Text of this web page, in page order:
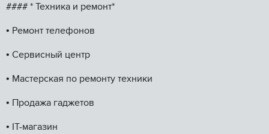
#### * Техника и ремонт*
•⁠ ⁠Ремонт телефонов
•⁠ ⁠Сервисный центр
•⁠ ⁠Мастерская по ремонту техники
•⁠ ⁠Продажа гаджетов
•⁠ ⁠IТ-магазин